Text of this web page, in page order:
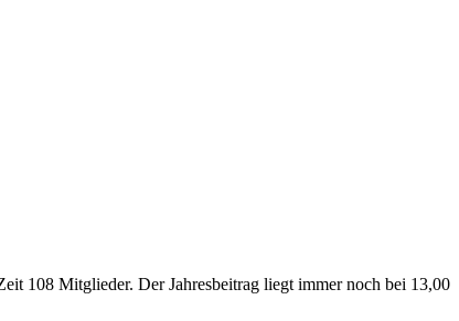
108 Mitglieder. Der Jahresbeitrag liegt immer noch bei 13,00